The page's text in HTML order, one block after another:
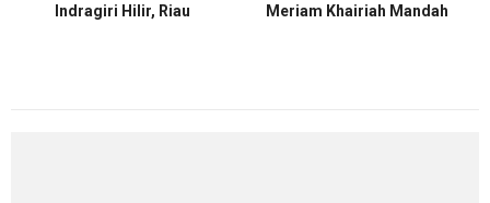
Indragiri Hilir, Riau
Meriam Khairiah Mandah